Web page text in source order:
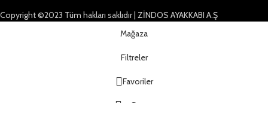
Copyright ©2023 Tüm hakları saklıdır | ZİNDOS AYAKKABI A.Ş
Mağaza
Filtreler
Favoriler
Sepet